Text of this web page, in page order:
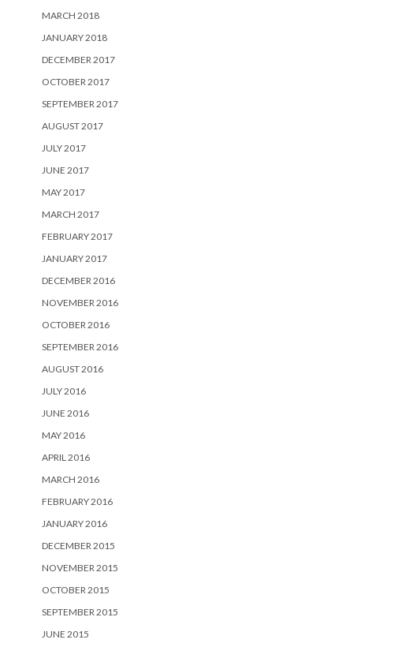
MARCH 2018
JANUARY 2018
DECEMBER 2017
OCTOBER 2017
SEPTEMBER 2017
AUGUST 2017
JULY 2017
JUNE 2017
MAY 2017
MARCH 2017
FEBRUARY 2017
JANUARY 2017
DECEMBER 2016
NOVEMBER 2016
OCTOBER 2016
SEPTEMBER 2016
AUGUST 2016
JULY 2016
JUNE 2016
MAY 2016
APRIL 2016
MARCH 2016
FEBRUARY 2016
JANUARY 2016
DECEMBER 2015
NOVEMBER 2015
OCTOBER 2015
SEPTEMBER 2015
JUNE 2015